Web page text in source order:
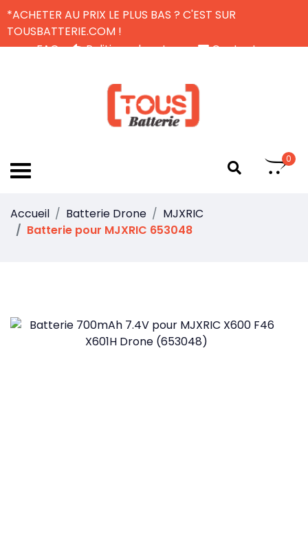
*ACHETER AU PRIX LE PLUS BAS ? C'EST SUR
TOUSBATTERIE.COM !
FAQ
Politique de retour
Contactez-nous
0
Accueil Batterie Drone
MJXRIC
Batterie pour MJXRIC 653048